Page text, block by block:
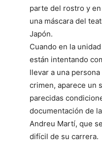
parte del rostro y
una máscara del
Japón.
Cuando en la
están intentando
llevar a una
crimen, aparece un
parecidas
documentación de
Andreu Martí, que
difícil de su carrera.